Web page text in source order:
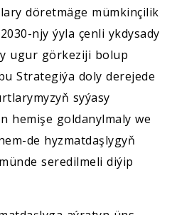
döretmäge mümkinçilik
njy ýyla çenli ykdysady
ugur görkeziji bolup
Strategiýa doly derejede
syýasy
hemişe goldanylmaly we
de hyzmatdaşlygyň
seredilmeli diýip